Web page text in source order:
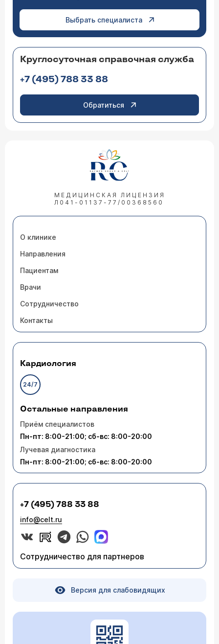
Выбрать специалиста
Круглосуточная справочная служба
+7 (495) 788 33 88
Обратиться
МЕДИЦИНСКАЯ ЛИЦЕНЗИЯ
Л041-01137-77/00368560
О клинике
Направления
Пациентам
Врачи
Сотрудничество
Контакты
Кардиология
24/7
Остальные направления
Приём специалистов
Пн-пт: 8:00-21:00; сб-вс: 8:00-20:00
Лучевая диагностика
Пн-пт: 8:00-21:00; сб-вс: 8:00-20:00
+7 (495) 788 33 88
info@celt.ru
Сотрудничество для партнеров
Версия для слабовидящих